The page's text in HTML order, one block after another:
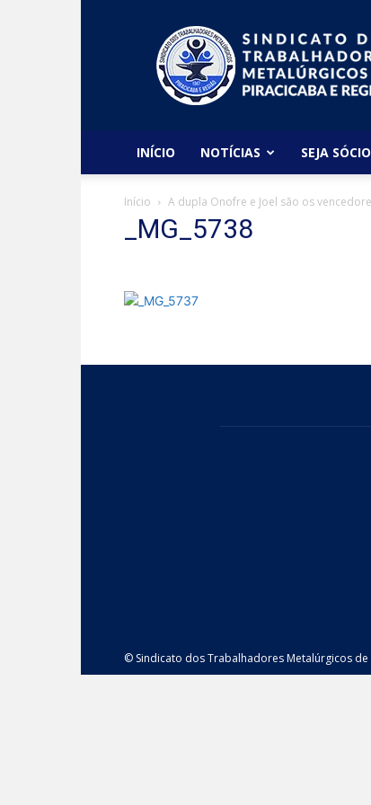
Sindicato
dos
Metalúrgicos
de
Região
INÍCIO NOTÍCIAS SEJA SÓCIO
Início A dupla Onofre e Joel são os
_MG_5738
© Sindicato dos Trabalhadores Metalúrgicos de